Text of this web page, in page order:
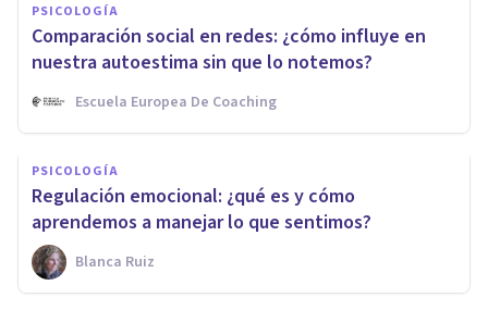
PSICOLOGÍA
Comparación social en redes: ¿cómo influye en
nuestra autoestima sin que lo notemos?
Escuela Europea De Coaching
PSICOLOGÍA
Regulación emocional: ¿qué es y cómo
aprendemos a manejar lo que sentimos?
Blanca Ruiz